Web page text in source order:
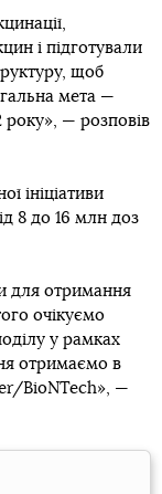
і підготували
щоб
мета —
року», — розповів
ініціативи
8 до 16 млн доз
для отримання
очікуємо
у рамках
отримаємо в
BioNTech», —